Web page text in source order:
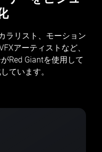
ラリスト、モーション
アーティストなど、
Red Giantを使用して
ています。